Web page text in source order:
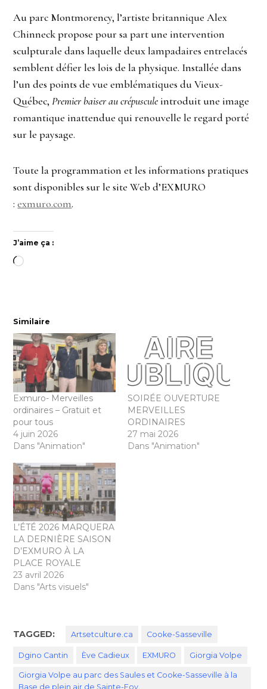
Au parc Montmorency, l’artiste britannique Alex
Chinneck propose pour sa part une intervention
sculpturale dans laquelle deux lampadaires entrelacés
semblent défier les lois de la physique. Installée dans
l’un des points de vue emblématiques du Vieux-
Québec,Premier baiser au crépuscule introduit une image
romantique inattendue qui renouvelle le regard porté
sur le paysage.
Toute la programmation et les informations pratiques
sont disponibles sur le site Web d’EXMURO
:exmuro.com.
J’aime ça :
Chargement…
Similaire
Exmuro- Merveilles
ordinaires – Gratuit et
pour tous
4 juin 2026
Dans "Animation"
SOIRÉE OUVERTURE
MERVEILLES
ORDINAIRES
27 mai 2026
Dans "Animation"
L’ÉTÉ 2026 MARQUERA
LA DERNIÈRE SAISON
D’EXMURO À LA
PLACE ROYALE
23 avril 2026
Dans "Arts visuels"
TAGGED: Artsetculture.ca Cooke-Sasseville
Dgino Cantin Ève Cadieux EXMURO Giorgia Volpe
Giorgia Volpe au parc des Saules et Cooke-Sasseville à la
Base de plein air de Sainte-Foy.